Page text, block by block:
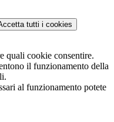
tutti i cookies
quali cookie consentire.
il funzionamento della
al funzionamento potete